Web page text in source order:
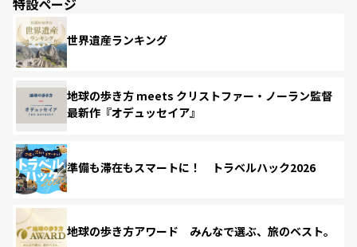
世界遺産ランキング
地球の歩き方 meets クリストファー・ノーラン監督
最新作『オデュッセイア』
準備も滞在もスマートに！ トラベルハック2026
地球の歩き方アワード みんなで選ぶ、旅のベスト。